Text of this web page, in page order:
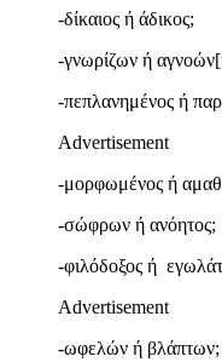
-δίκαιος ή άδικος;
-γνωρίζων ή
-πεπλανημένος ή
Advertisement
-μορφωμένος ή
-σώφρων ή ανόητος;
-φιλόδοξος ή
Advertisement
-ωφελών ή βλάπτων;